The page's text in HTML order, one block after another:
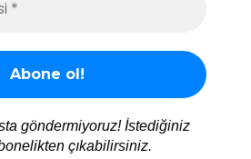
göndermiyoruz! İstediğiniz
çıkabilirsiniz.